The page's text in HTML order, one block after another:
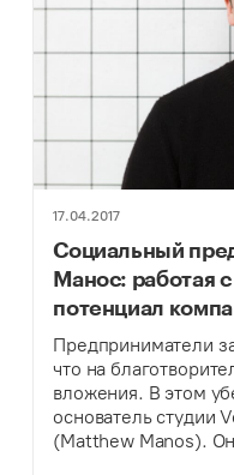
17.04.2017
Социальный
Манос: работая
потенциал
Предприниматели
что на
вложения. В этом
основатель студии
(Matthew Manos).